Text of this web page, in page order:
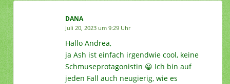
DANA
Juli 20, 2023 um 9:29 Uhr
Hallo Andrea,
ja Ash ist einfach irgendwie cool, keine
Schmuseprotagonistin 😀 Ich bin auf
jeden Fall auch neugierig, wie es